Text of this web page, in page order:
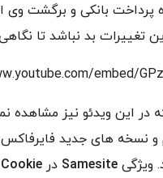
بانکی و برگشت وی
تغییرات بد نباشد تا
embed/
در این ویدئو نیز
نسخه های جدید فایرفاکس
ویژگی Samesite در Cookie